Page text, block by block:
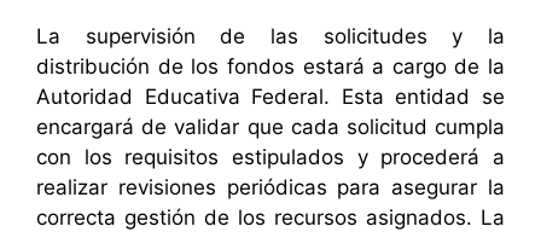
La supervisión de las solicitudes y la
distribución de los fondos estará a cargo de la
Autoridad Educativa Federal. Esta entidad se
encargará de validar que cada solicitud cumpla
con los requisitos estipulados y procederá a
realizar revisiones periódicas para asegurar la
correcta gestión de los recursos asignados. La